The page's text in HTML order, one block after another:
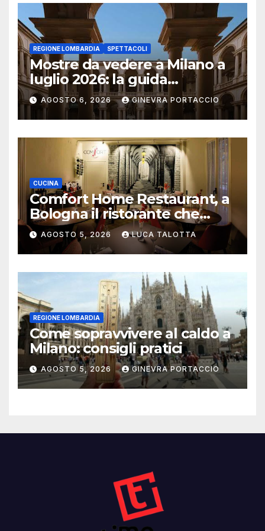
REGIONE LOMBARDIA SPETTACOLI
Mostre da vedere a Milano a
luglio 2026: la guida
aggiornata
AGOSTO 6, 2026 GINEVRA PORTACCIO
CUCINA
Comfort Home Restaurant, a
Bologna il ristorante che
trasforma l’ospitalità in
un’esperienza di casa
AGOSTO 5, 2026 LUCA TALOTTA
REGIONE LOMBARDIA
Come sopravvivere al caldo a
Milano: consigli pratici
AGOSTO 5, 2026 GINEVRA PORTACCIO